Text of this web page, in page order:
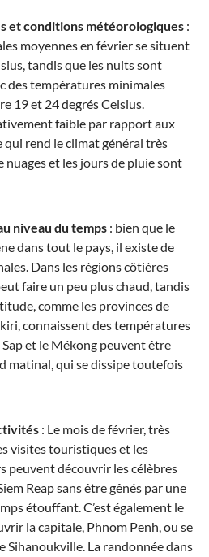
et conditions météorologiques :
moyennes en février se situent
tandis que les nuits sont
des températures minimales
19 et 24 degrés Celsius.
faible par rapport aux
qui rend le climat général très
nuages et les jours de pluie sont
niveau du temps : bien que le
dans tout le pays, il existe de
Dans les régions côtières
faire un peu plus chaud, tandis
comme les provinces de
connaissent des températures
Sap et le Mékong peuvent être
matinal, qui se dissipe toutefois
: Le mois de février, très
visites touristiques et les
peuvent découvrir les célèbres
Reap sans être gênés par une
étouffant. C’est également le
la capitale, Phnom Penh, ou se
Sihanoukville. La randonnée dans